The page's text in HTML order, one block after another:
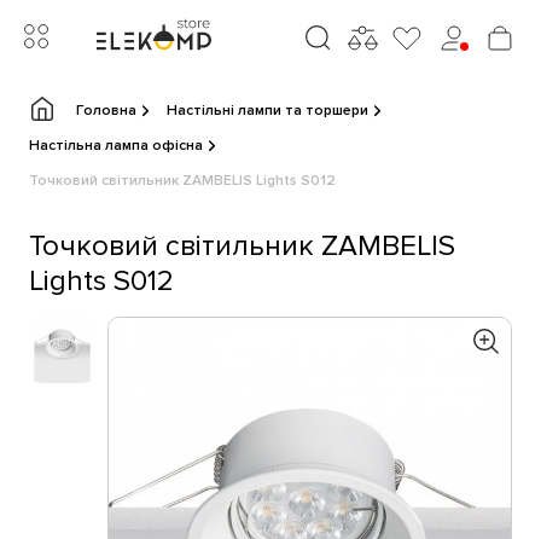
Головна
Настільні лампи та торшери
Настільна лампа офісна
Точковий світильник ZAMBELIS Lights S012
Точковий світильник ZAMBELIS
Lights S012